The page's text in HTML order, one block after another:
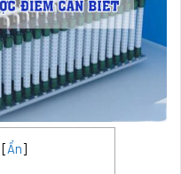
[Ẩn]